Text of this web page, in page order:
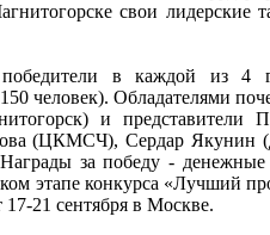
свои лидерские
в каждой из 4
человек). Обладателями
и
(ЦКМСЧ), Сердар Якунин
за победу - денежные
этапе конкурса «Лучший
21 сентября в Москве.